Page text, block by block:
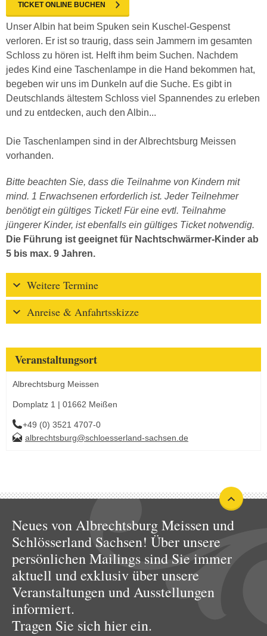
TICKET ONLINE BUCHEN
Unser Albin hat beim Spuken sein Kuschel-Gespenst
verloren. Er ist so traurig, dass sein Jammern im gesamten
Schloss zu hören ist. Helft ihm beim Suchen. Nachdem
jedes Kind eine Taschenlampe in die Hand bekommen hat,
begeben wir uns im Dunkeln auf die Suche. Es gibt in
Deutschlands ältestem Schloss viel Spannendes zu erleben
und zu entdecken, auch den Albin...
Die Taschenlampen sind in der Albrechtsburg Meissen
vorhanden.
Bitte beachten Sie, dass die Teilnahme von Kindern mit
mind. 1 Erwachsenen erforderlich ist. Jeder Teilnehmer
benötigt ein gültiges Ticket! Für eine evtl. Teilnahme
jüngerer Kinder, ist ebenfalls ein gültiges Ticket notwendig.
Die Führung ist geeignet für Nachtschwärmer-Kinder ab
5 bis max. 9 Jahren.
Weitere Termine
Anreise & Anfahrtsskizze
Veranstaltungsort
Albrechtsburg Meissen
Domplatz 1 | 01662 Meißen
+49 (0) 3521 4707-0
albrechtsburg@schloesserland-sachsen.de
Neues von Albrechtsburg Meissen und
Schlösserland Sachsen! Über unsere
persönlichen Mailings sind Sie immer
aktuell und exklusiv über unsere
Veranstaltungen und Ausstellungen
informiert.
Tragen Sie sich hier ein.